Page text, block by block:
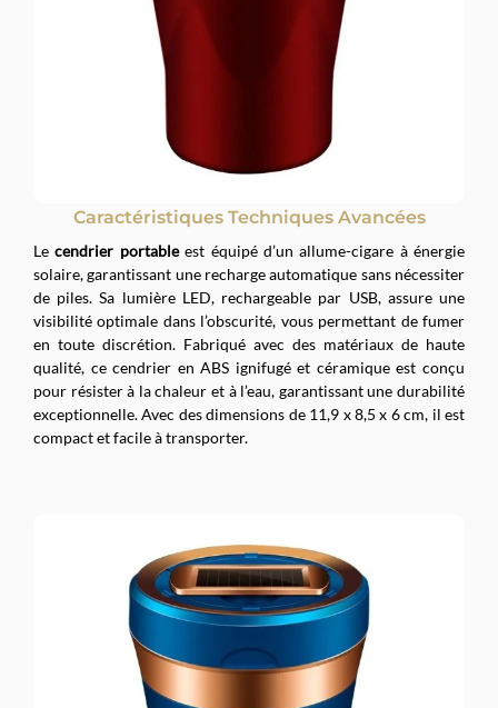
Caractéristiques Techniques Avancées
Lecendrier portableest équipé d’un allume-cigare à énergie
solaire, garantissant une recharge automatique sans nécessiter
de piles. Sa lumière LED, rechargeable par USB, assure une
visibilité optimale dans l’obscurité, vous permettant de fumer
en toute discrétion. Fabriqué avec des matériaux de haute
qualité, ce cendrier en ABS ignifugé et céramique est conçu
pour résister à la chaleur et à l’eau, garantissant une durabilité
exceptionnelle. Avec des dimensions de 11,9 x 8,5 x 6 cm, il est
compact et facile à transporter.